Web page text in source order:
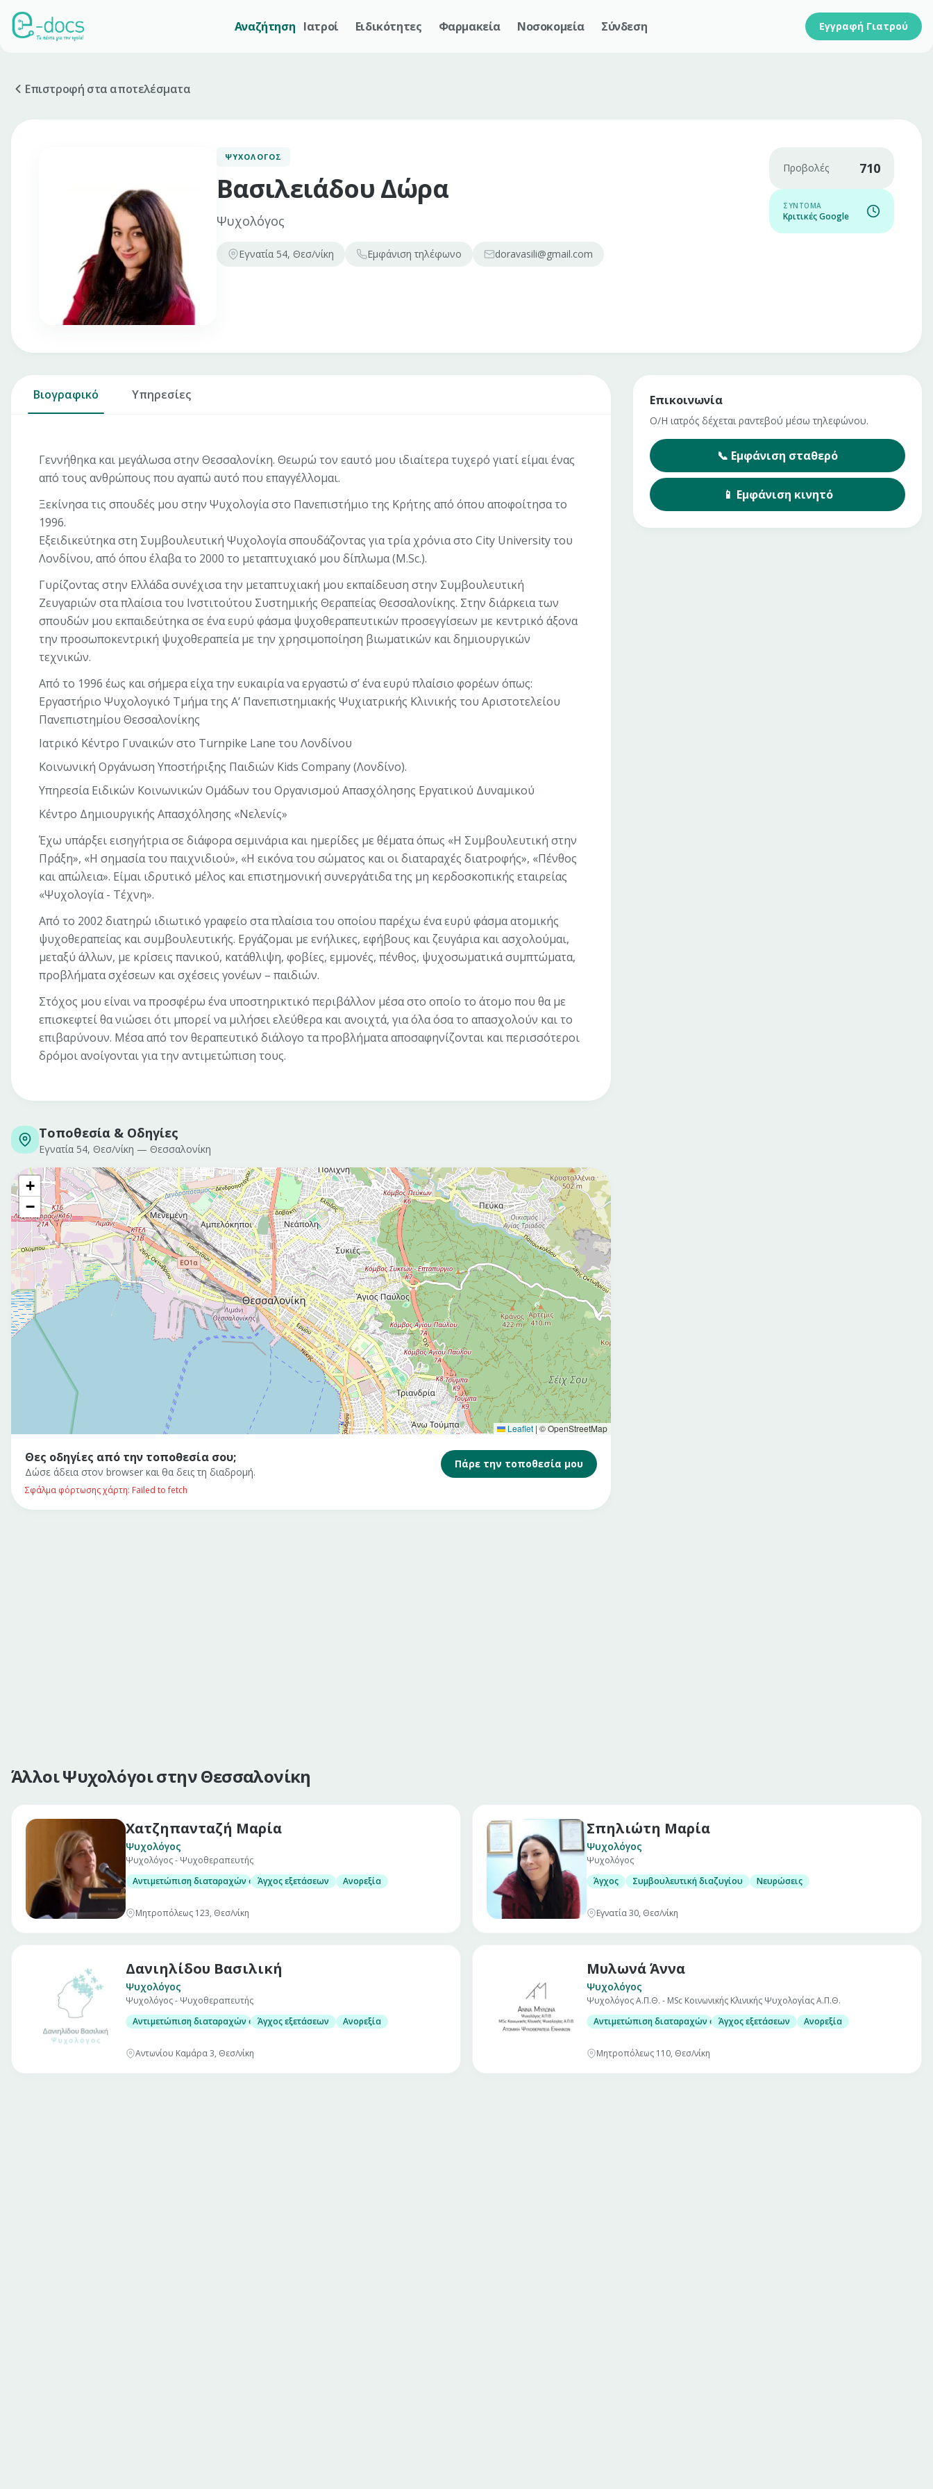
Αναζήτηση Ιατροί Ειδικότητες Φαρμακεία Νοσοκομεία Σύνδεση Εγγραφή Γιατρού
Επιστροφή στα αποτελέσματα
ΨΥΧΟΛΌΓΟΣ
Βασιλειάδου Δώρα
Ψυχολόγος
Εγνατία 54, Θεσ/νίκη Εμφάνιση τηλέφωνο doravasili@gmail.com
Προβολές 710
ΣΎΝΤΟΜΑ
Κριτικές Google
Βιογραφικό Υπηρεσίες
Γεννήθηκα και μεγάλωσα στην Θεσσαλονίκη. Θεωρώ τον εαυτό μου ιδιαίτερα τυχερό γιατί είμαι ένας
από τους ανθρώπους που αγαπώ αυτό που επαγγέλλομαι.
Ξεκίνησα τις σπουδές μου στην Ψυχολογία στο Πανεπιστήμιο της Κρήτης από όπου αποφοίτησα το
1996.
Εξειδικεύτηκα στη Συμβουλευτική Ψυχολογία σπουδάζοντας για τρία χρόνια στο City University του
Λονδίνου, από όπου έλαβα το 2000 το μεταπτυχιακό μου δίπλωμα (M.Sc.).
Γυρίζοντας στην Ελλάδα συνέχισα την μεταπτυχιακή μου εκπαίδευση στην Συμβουλευτική
Ζευγαριών στα πλαίσια του Ινστιτούτου Συστημικής Θεραπείας Θεσσαλονίκης. Στην διάρκεια των
σπουδών μου εκπαιδεύτηκα σε ένα ευρύ φάσμα ψυχοθεραπευτικών προσεγγίσεων με κεντρικό άξονα
την προσωποκεντρική ψυχοθεραπεία με την χρησιμοποίηση βιωματικών και δημιουργικών
τεχνικών.
Από το 1996 έως και σήμερα είχα την ευκαιρία να εργαστώ σ’ ένα ευρύ πλαίσιο φορέων όπως:
Εργαστήριο Ψυχολογικό Τμήμα της Α’ Πανεπιστημιακής Ψυχιατρικής Κλινικής του Αριστοτελείου
Πανεπιστημίου Θεσσαλονίκης
Ιατρικό Κέντρο Γυναικών στο Turnpike Lane του Λονδίνου
Κοινωνική Οργάνωση Υποστήριξης Παιδιών Kids Company (Λονδίνο).
Υπηρεσία Ειδικών Κοινωνικών Ομάδων του Οργανισμού Απασχόλησης Εργατικού Δυναμικού
Κέντρο Δημιουργικής Απασχόλησης «Νελενίς»
Έχω υπάρξει εισηγήτρια σε διάφορα σεμινάρια και ημερίδες με θέματα όπως «Η Συμβουλευτική στην
Πράξη», «Η σημασία του παιχνιδιού», «Η εικόνα του σώματος και οι διαταραχές διατροφής», «Πένθος
και απώλεια». Είμαι ιδρυτικό μέλος και επιστημονική συνεργάτιδα της μη κερδοσκοπικής εταιρείας
«Ψυχολογία - Τέχνη».
Από το 2002 διατηρώ ιδιωτικό γραφείο στα πλαίσια του οποίου παρέχω ένα ευρύ φάσμα ατομικής
ψυχοθεραπείας και συμβουλευτικής. Εργάζομαι με ενήλικες, εφήβους και ζευγάρια και ασχολούμαι,
μεταξύ άλλων, με κρίσεις πανικού, κατάθλιψη, φοβίες, εμμονές, πένθος, ψυχοσωματικά συμπτώματα,
προβλήματα σχέσεων και σχέσεις γονέων – παιδιών.
Στόχος μου είναι να προσφέρω ένα υποστηρικτικό περιβάλλον μέσα στο οποίο το άτομο που θα με
επισκεφτεί θα νιώσει ότι μπορεί να μιλήσει ελεύθερα και ανοιχτά, για όλα όσα το απασχολούν και το
επιβαρύνουν. Μέσα από τον θεραπευτικό διάλογο τα προβλήματα αποσαφηνίζονται και περισσότεροι
δρόμοι ανοίγονται για την αντιμετώπιση τους.
Τοποθεσία & Οδηγίες
Εγνατία 54, Θεσ/νίκη — Θεσσαλονίκη
+
−
Leaflet | © OpenStreetMap
Θες οδηγίες από την τοποθεσία σου;
Δώσε άδεια στον browser και θα δεις τη διαδρομή.
Πάρε την τοποθεσία μου
Σφάλμα φόρτωσης χάρτη: Failed to fetch
Επικοινωνία
Ο/Η ιατρός δέχεται ραντεβού μέσω τηλεφώνου.
📞 Εμφάνιση σταθερό
📱 Εμφάνιση κινητό
Άλλοι Ψυχολόγοι στην Θεσσαλονίκη
Χατζηπανταζή Μαρία
Ψυχολόγος
Ψυχολόγος - Ψυχοθεραπευτής
Αντιμετώπιση διαταραχών όπωςΆγχος εξετάσεων Ανορεξία
Μητροπόλεως 123, Θεσ/νίκη
Σπηλιώτη Μαρία
Ψυχολόγος
Ψυχολόγος
Άγχος
Συμβουλευτική διαζυγίου Νευρώσεις
Εγνατία 30, Θεσ/νίκη
Δανιηλίδου Βασιλική
Ψυχολόγος
Ψυχολόγος - Ψυχοθεραπευτής
Αντιμετώπιση διαταραχών όπωςΆγχος εξετάσεων Ανορεξία
Αντωνίου Καμάρα 3, Θεσ/νίκη
Μυλωνά Άννα
Ψυχολόγος
Ψυχολόγος Α.Π.Θ. - MSc Κοινωνικής Κλινικής Ψυχολογίας Α.Π.Θ.
Αντιμετώπιση διαταραχών όπωςΆγχος εξετάσεων Ανορεξία
Μητροπόλεως 110, Θεσ/νίκη